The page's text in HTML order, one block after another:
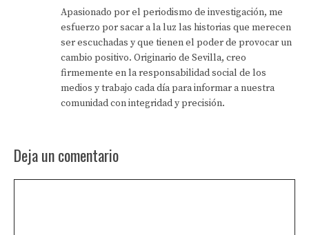
Apasionado por el periodismo de investigación, me
esfuerzo por sacar a la luz las historias que merecen
ser escuchadas y que tienen el poder de provocar un
cambio positivo. Originario de Sevilla, creo
firmemente en la responsabilidad social de los
medios y trabajo cada día para informar a nuestra
comunidad con integridad y precisión.
Deja un comentario